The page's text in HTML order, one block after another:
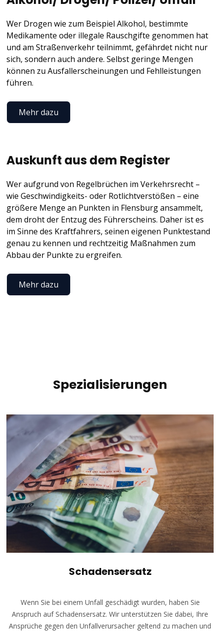
Wer Drogen wie zum Beispiel Alkohol, bestimmte
Medikamente oder illegale Rauschgifte genommen hat
und am Straßenverkehr teilnimmt, gefährdet nicht nur
sich, sondern auch andere. Selbst geringe Mengen
können zu Ausfallerscheinungen und Fehlleistungen
führen.
Mehr dazu
Auskunft aus dem Register
Wer aufgrund von Regelbrüchen im Verkehrsrecht –
wie Geschwindigkeits- oder Rotlichtverstößen – eine
größere Menge an Punkten in Flensburg ansammelt,
dem droht der Entzug des Führerscheins. Daher ist es
im Sinne des Kraftfahrers, seinen eigenen Punktestand
genau zu kennen und rechtzeitig Maßnahmen zum
Abbau der Punkte zu ergreifen.
Mehr dazu
Spezialisierungen
Schadensersatz
Wenn Sie bei einem Unfall geschädigt wurden, haben Sie
Anspruch auf Schadensersatz. Wir unterstützen Sie dabei, Ihre
Ansprüche gegen den Unfallverursacher geltend zu machen und